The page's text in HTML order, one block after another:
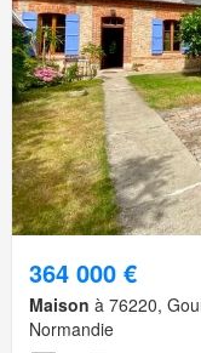
364 000 €
Maison à 76220,
Normandie